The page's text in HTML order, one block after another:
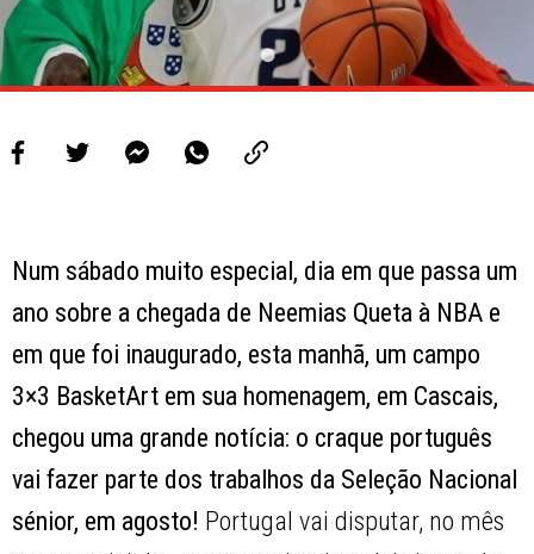
Num sábado muito especial, dia em que passa um
ano sobre a chegada de Neemias Queta à NBA e
em que foi inaugurado, esta manhã, um campo
3×3 BasketArt em sua homenagem, em Cascais,
chegou uma grande notícia: o craque português
vai fazer parte dos trabalhos da Seleção Nacional
sénior, em agosto! Portugal vai disputar, no mês